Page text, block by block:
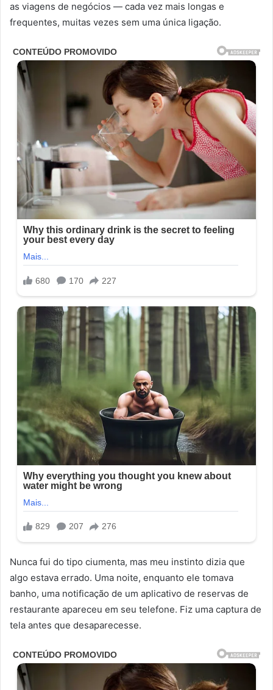
as viagens de negócios — cada vez mais longas e
frequentes, muitas vezes sem uma única ligação.
Nunca fui do tipo ciumenta, mas meu instinto dizia que
algo estava errado. Uma noite, enquanto ele tomava
banho, uma notificação de um aplicativo de reservas de
restaurante apareceu em seu telefone. Fiz uma captura de
tela antes que desaparecesse.